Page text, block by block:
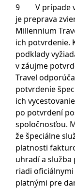
9 V prípade
je preprava
Millennium
ich potvrdenie.
podklady
v záujme
Travel
potvrdenie
ich
po potvrdení
spoločnosťou.
že špeciálne
platnosti
uhradí a
riadi
platnými pre